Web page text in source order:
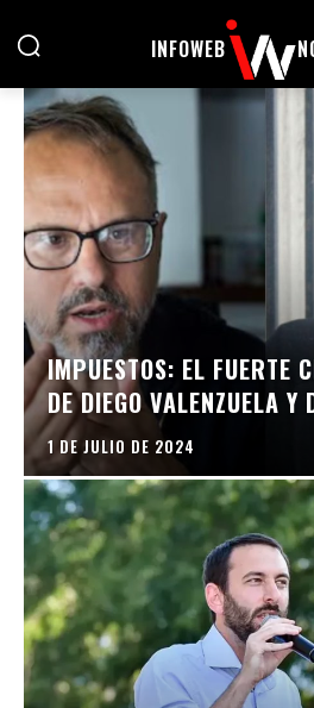
INFOWEB
IMPUESTOS: EL FUERTE
DE DIEGO VALENZUELA Y
1 DE JULIO DE 2024